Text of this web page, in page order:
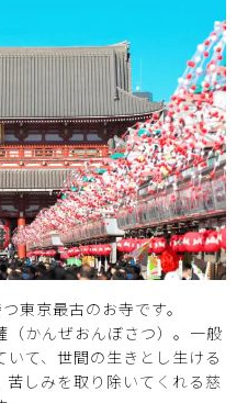
東京最古のお寺です。
（かんぜおんぼさつ）。一般
て、世間の生きとし生ける
しみを取り除いてくれる慈